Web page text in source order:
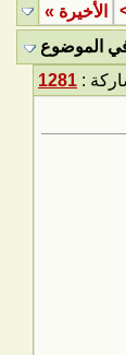
الأخيرة »
الموضوع
:
1281